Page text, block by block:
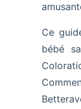
Ce
bébé